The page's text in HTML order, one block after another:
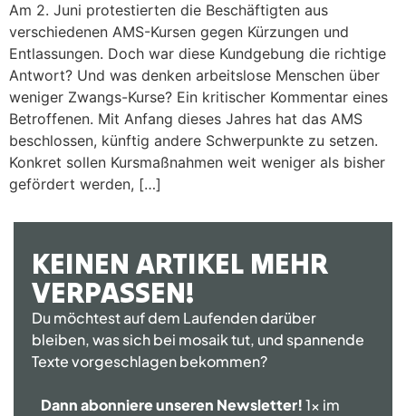
Am 2. Juni protestierten die Beschäftigten aus
verschiedenen AMS-Kursen gegen Kürzungen und
Entlassungen. Doch war diese Kundgebung die richtige
Antwort? Und was denken arbeitslose Menschen über
weniger Zwangs-Kurse? Ein kritischer Kommentar eines
Betroffenen. Mit Anfang dieses Jahres hat das AMS
beschlossen, künftig andere Schwerpunkte zu setzen.
Konkret sollen Kursmaßnahmen weit weniger als bisher
gefördert werden, […]
KEINEN ARTIKEL MEHR
VERPASSEN!
Du möchtest auf dem Laufenden darüber
bleiben, was sich bei mosaik tut, und spannende
Texte vorgeschlagen bekommen?
Dann abonniere unseren Newsletter!1x im